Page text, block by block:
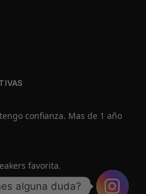
confianza. Mas de 1 año
favorita.
alguna duda?